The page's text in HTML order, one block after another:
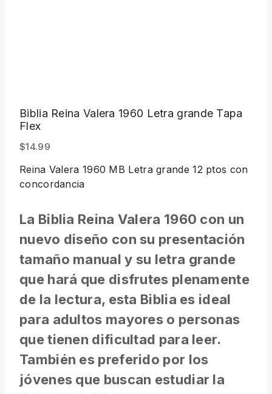
Biblia Reina Valera 1960 Letra grande Tapa
Flex
$14.99
Reina Valera 1960 MB Letra grande 12 ptos con
concordancia
La Biblia Reina Valera 1960 con un
nuevo diseño con su presentación
tamaño manual y su letra grande
que hará que disfrutes plenamente
de la lectura, esta Biblia es ideal
para adultos mayores o personas
que tienen dificultad para leer.
También es preferido por los
jóvenes que buscan estudiar la